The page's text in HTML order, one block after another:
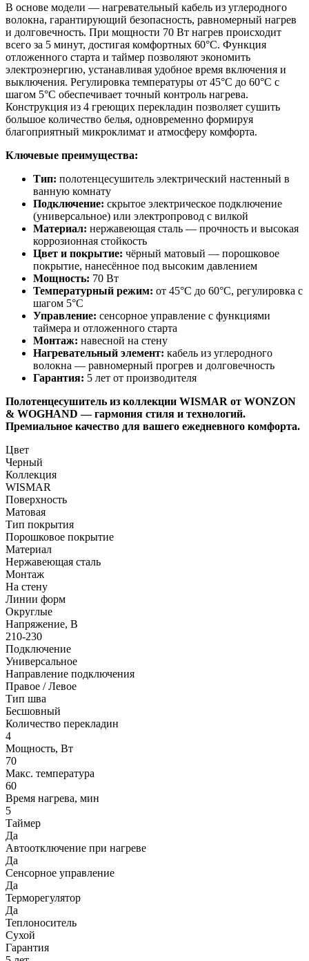
В основе модели — нагревательный кабель из углеродного
волокна, гарантирующий безопасность, равномерный нагрев
и долговечность. При мощности 70 Вт нагрев происходит
всего за 5 минут, достигая комфортных 60°C. Функция
отложенного старта и таймер позволяют экономить
электроэнергию, устанавливая удобное время включения и
выключения. Регулировка температуры от 45°C до 60°C с
шагом 5°C обеспечивает точный контроль нагрева.
Конструкция из 4 греющих перекладин позволяет сушить
большое количество белья, одновременно формируя
благоприятный микроклимат и атмосферу комфорта.
Ключевые преимущества:
Тип: полотенцесушитель электрический настенный в
ванную комнату
Подключение: скрытое электрическое подключение
(универсальное) или электропровод с вилкой
Материал: нержавеющая сталь — прочность и высокая
коррозионная стойкость
Цвет и покрытие: чёрный матовый — порошковое
покрытие, нанесённое под высоким давлением
Мощность: 70 Вт
Температурный режим: от 45°C до 60°C, регулировка с
шагом 5°C
Управление: сенсорное управление с функциями
таймера и отложенного старта
Монтаж: навесной на стену
Нагревательный элемент: кабель из углеродного
волокна — равномерный прогрев и долговечность
Гарантия: 5 лет от производителя
Полотенцесушитель из коллекции WISMAR от WONZON
& WOGHAND — гармония стиля и технологий.
Премиальное качество для вашего ежедневного комфорта.
Цвет
Черный
Коллекция
WISMAR
Поверхность
Матовая
Тип покрытия
Порошковое покрытие
Материал
Нержавеющая сталь
Монтаж
На стену
Линии форм
Округлые
Напряжение, В
210-230
Подключение
Универсальное
Направление подключения
Правое / Левое
Тип шва
Бесшовный
Количество перекладин
4
Мощность, Вт
70
Макс. температура
60
Время нагрева, мин
5
Таймер
Да
Автоотключение при нагреве
Да
Сенсорное управление
Да
Терморегулятор
Да
Теплоноситель
Сухой
Гарантия